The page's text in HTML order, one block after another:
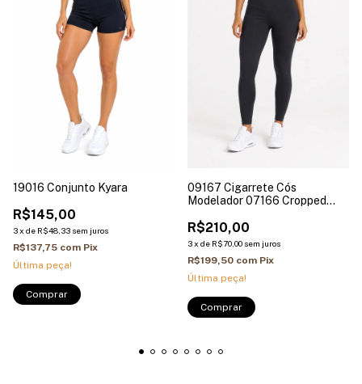
19016 Conjunto Kyara
R$145,00
3x de R$48,33 sem juros
R$137,75 com Pix
Última peça!
09167 Cigarrete Cós
Modelador 07166 Cropped
R$210,00
3x de R$70,00 sem juros
R$199,50 com Pix
Última peça!